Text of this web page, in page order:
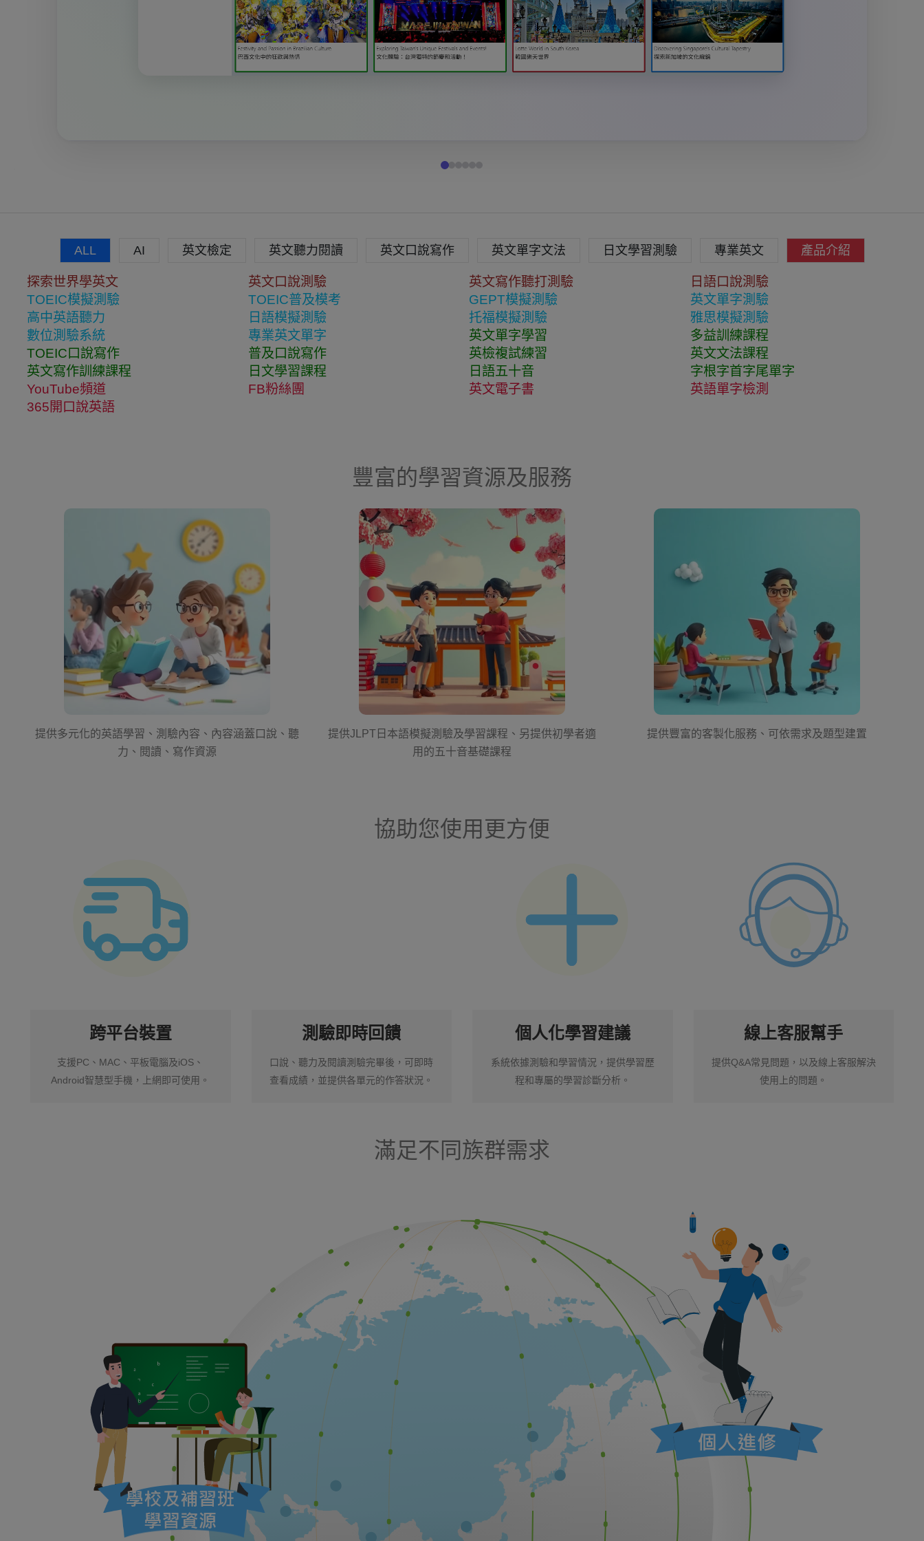
ALL AI 英文檢定 英文聽力閱讀 英文口說寫作 英文單字文法 日文學習測驗 專業英文 產品介紹
探索世界學英文 英文口說測驗 英文寫作聽打測驗
日語口說測驗
TOEIC模擬測驗
TOEIC普及模考 GEPT模擬測驗
英文單字測驗
高中英語聽力
日語模擬測驗 托福模擬測驗
雅思模擬測驗
數位測驗系統
專業英文單字 英文單字學習
多益訓練課程
TOEIC口說寫作
普及口說寫作 英檢複試練習
英文文法課程
英文寫作訓練課程
日文學習課程 日語五十音
字根字首字尾單字
YouTube頻道
FB粉絲團 英文電子書
英語單字檢測
365開口說英語
豐富的學習資源及服務
提供多元化的英語學習、測驗內容、內容涵蓋口說、聽
力、閱讀、寫作資源
提供JLPT日本語模擬測驗及學習課程、另提供初學者適
用的五十音基礎課程
提供豐富的客製化服務、可依需求及題型建置
協助您使用更方便
跨平台裝置
支援PC、MAC、平板電腦及iOS、
Android智慧型手機，上網即可使用。
測驗即時回饋
口說、聽力及閱讀測驗完畢後，可即時
查看成績，並提供各單元的作答狀況。
個人化學習建議
系統依據測驗和學習情況，提供學習歷
程和專屬的學習診斷分析。
線上客服幫手
提供Q&A常見問題，以及線上客服解決
使用上的問題。
滿足不同族群需求